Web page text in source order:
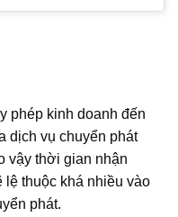
phép kinh doanh đến
dịch vụ chuyển phát
vậy thời gian nhận
thuộc khá nhiều vào
phát.